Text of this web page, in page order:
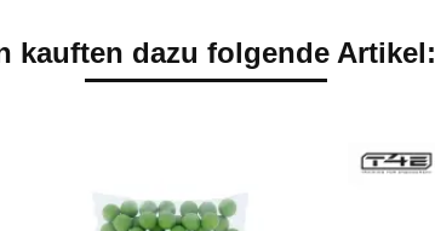
kauften dazu folgende Artikel: